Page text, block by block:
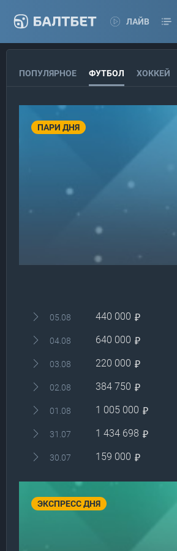
ЛАЙВ
ПОПУЛЯРНОЕ ФУТБОЛ ХОККЕЙ
ПАРИ ДНЯ
05.08 440 000 ₽
04.08 640 000 ₽
03.08 220 000 ₽
02.08 384 750 ₽
01.08 1 005 000 ₽
31.07 1 434 698 ₽
30.07 159 000 ₽
ЭКСПРЕСС ДНЯ